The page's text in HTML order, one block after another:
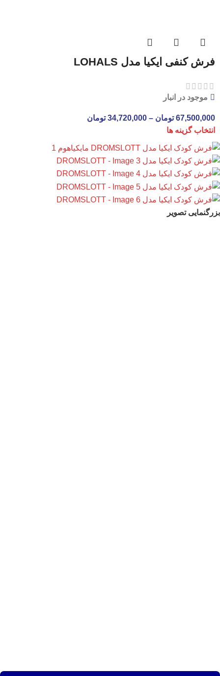
فرش کنفی ایکیا مدل LOHALS
موجود در انبار
67,500,000 تومان –
34,720,000 تومان
انتخاب گزینه ها
بزرگنمایی تصویر